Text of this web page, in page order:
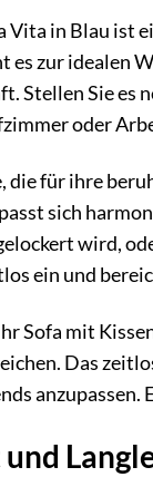
Vita in Blau ist
es zur idealen
Stellen Sie es
oder
die für ihre
sich
wird,
ein und
Sofa mit
Das